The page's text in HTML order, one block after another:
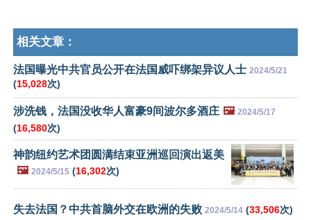
相关文章：
法国曝光中共官员公开在法国威吓绑架异议人士 2024/5/21
(15,028次)
涉洗钱，法国没收华人富豪9间波尔多酒庄 🖼️ 2024/5/17
(16,580次)
神韵纽约艺术团圆满结束亚洲巡回演出返美
🖼️ 2024/5/15 (16,302次)
失去法国？中共首脑外交在欧洲的失败 2024/5/14 (33,506次)